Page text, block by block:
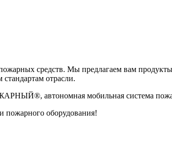
средств. Мы предлагаем вам
отрасли.
автономная мобильная система
пожарного оборудования!